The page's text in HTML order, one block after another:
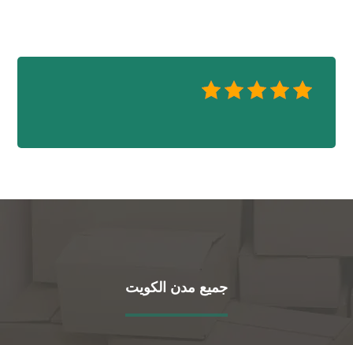
جميع مدن الكويت